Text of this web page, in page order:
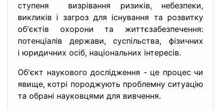
ступеня визрівання ризиків, небезпеки,
викликів і загроз для існування та розвитку
об'єктів охорони та життєзабезпечення:
потенціалів держави, суспільства, фізичних
і юридичних осіб, національних інтересів.
Об'єкт наукового дослідження - це процес чи
явище, котрі породжують проблемну ситуацію
та обрані науковцями для вивчення.